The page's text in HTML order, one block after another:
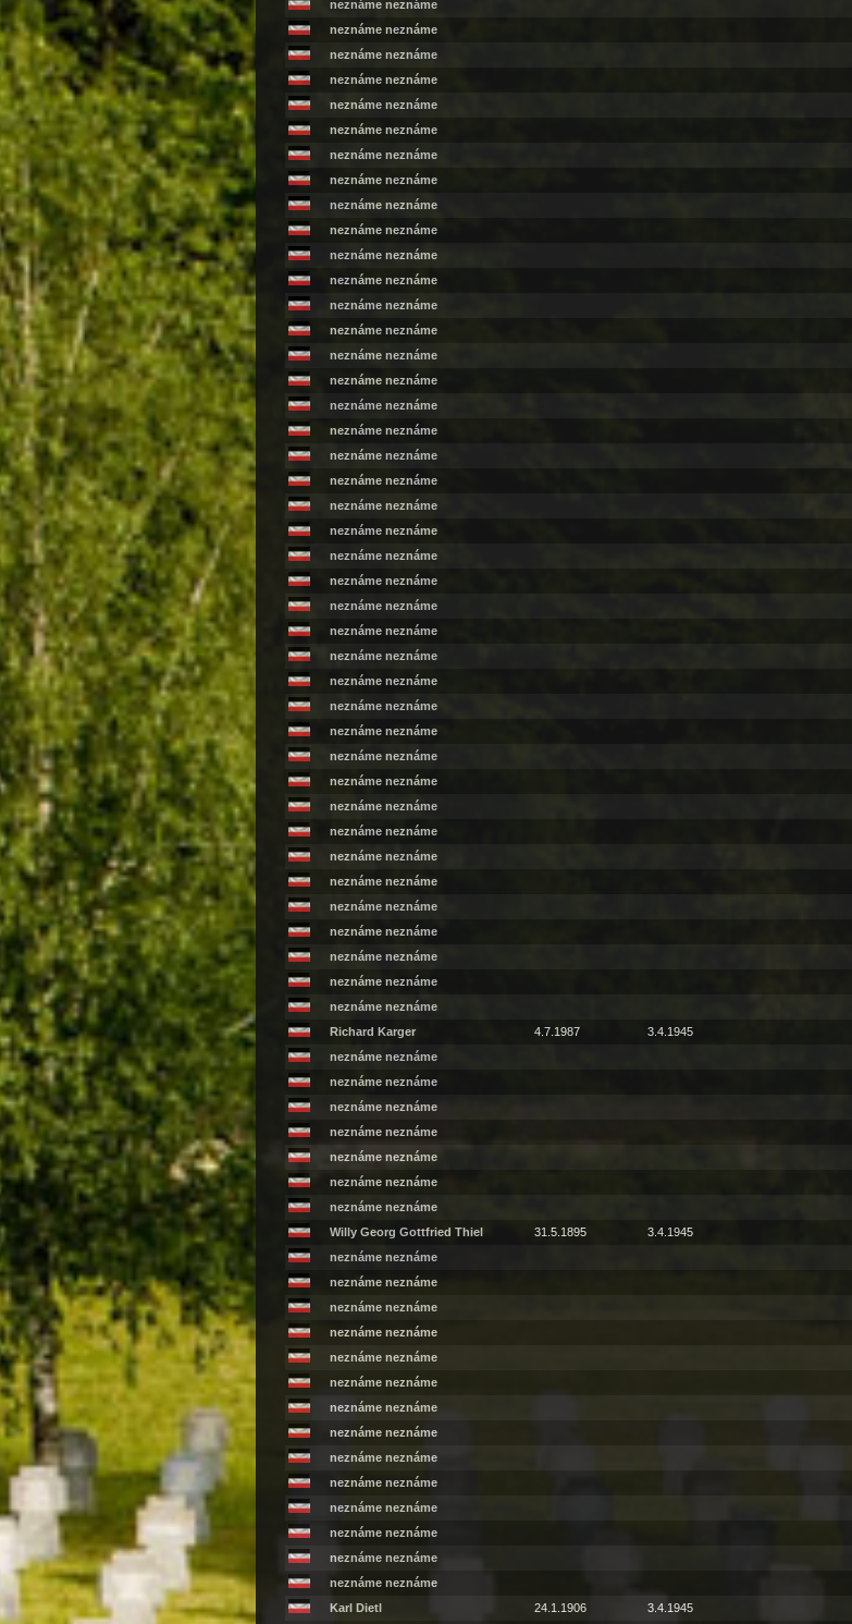
neznáme neznáme
neznáme neznáme
neznáme neznáme
neznáme neznáme
neznáme neznáme
neznáme neznáme
neznáme neznáme
neznáme neznáme
neznáme neznáme
neznáme neznáme
neznáme neznáme
neznáme neznáme
neznáme neznáme
neznáme neznáme
neznáme neznáme
neznáme neznáme
neznáme neznáme
neznáme neznáme
neznáme neznáme
neznáme neznáme
neznáme neznáme
neznáme neznáme
neznáme neznáme
neznáme neznáme
neznáme neznáme
neznáme neznáme
neznáme neznáme
neznáme neznáme
neznáme neznáme
neznáme neznáme
neznáme neznáme
neznáme neznáme
neznáme neznáme
neznáme neznáme
neznáme neznáme
neznáme neznáme
neznáme neznáme
neznáme neznáme
neznáme neznáme
neznáme neznáme
neznáme neznáme
Richard Karger
4.7.1987 3.4.1945
neznáme neznáme
neznáme neznáme
neznáme neznáme
neznáme neznáme
neznáme neznáme
neznáme neznáme
neznáme neznáme
Willy Georg Gottfried Thiel
31.5.1895 3.4.1945
neznáme neznáme
neznáme neznáme
neznáme neznáme
neznáme neznáme
neznáme neznáme
neznáme neznáme
neznáme neznáme
neznáme neznáme
neznáme neznáme
neznáme neznáme
neznáme neznáme
neznáme neznáme
neznáme neznáme
neznáme neznáme
Karl Dietl
24.1.1906 3.4.1945